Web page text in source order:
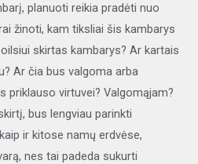
planuoti reikia pradėti nuo
žinoti, kam tiksliai šis kambarys
skirtas kambarys? Ar kartais
Ar čia bus valgoma arba
priklauso virtuvei? Valgomąjam?
bus lengviau parinkti
ir kitose namų erdvėse,
nes tai padeda sukurti